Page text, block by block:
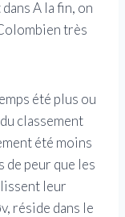
A la fin, on
très
été plus ou
classement
été moins
de peur que les
leur
réside dans le